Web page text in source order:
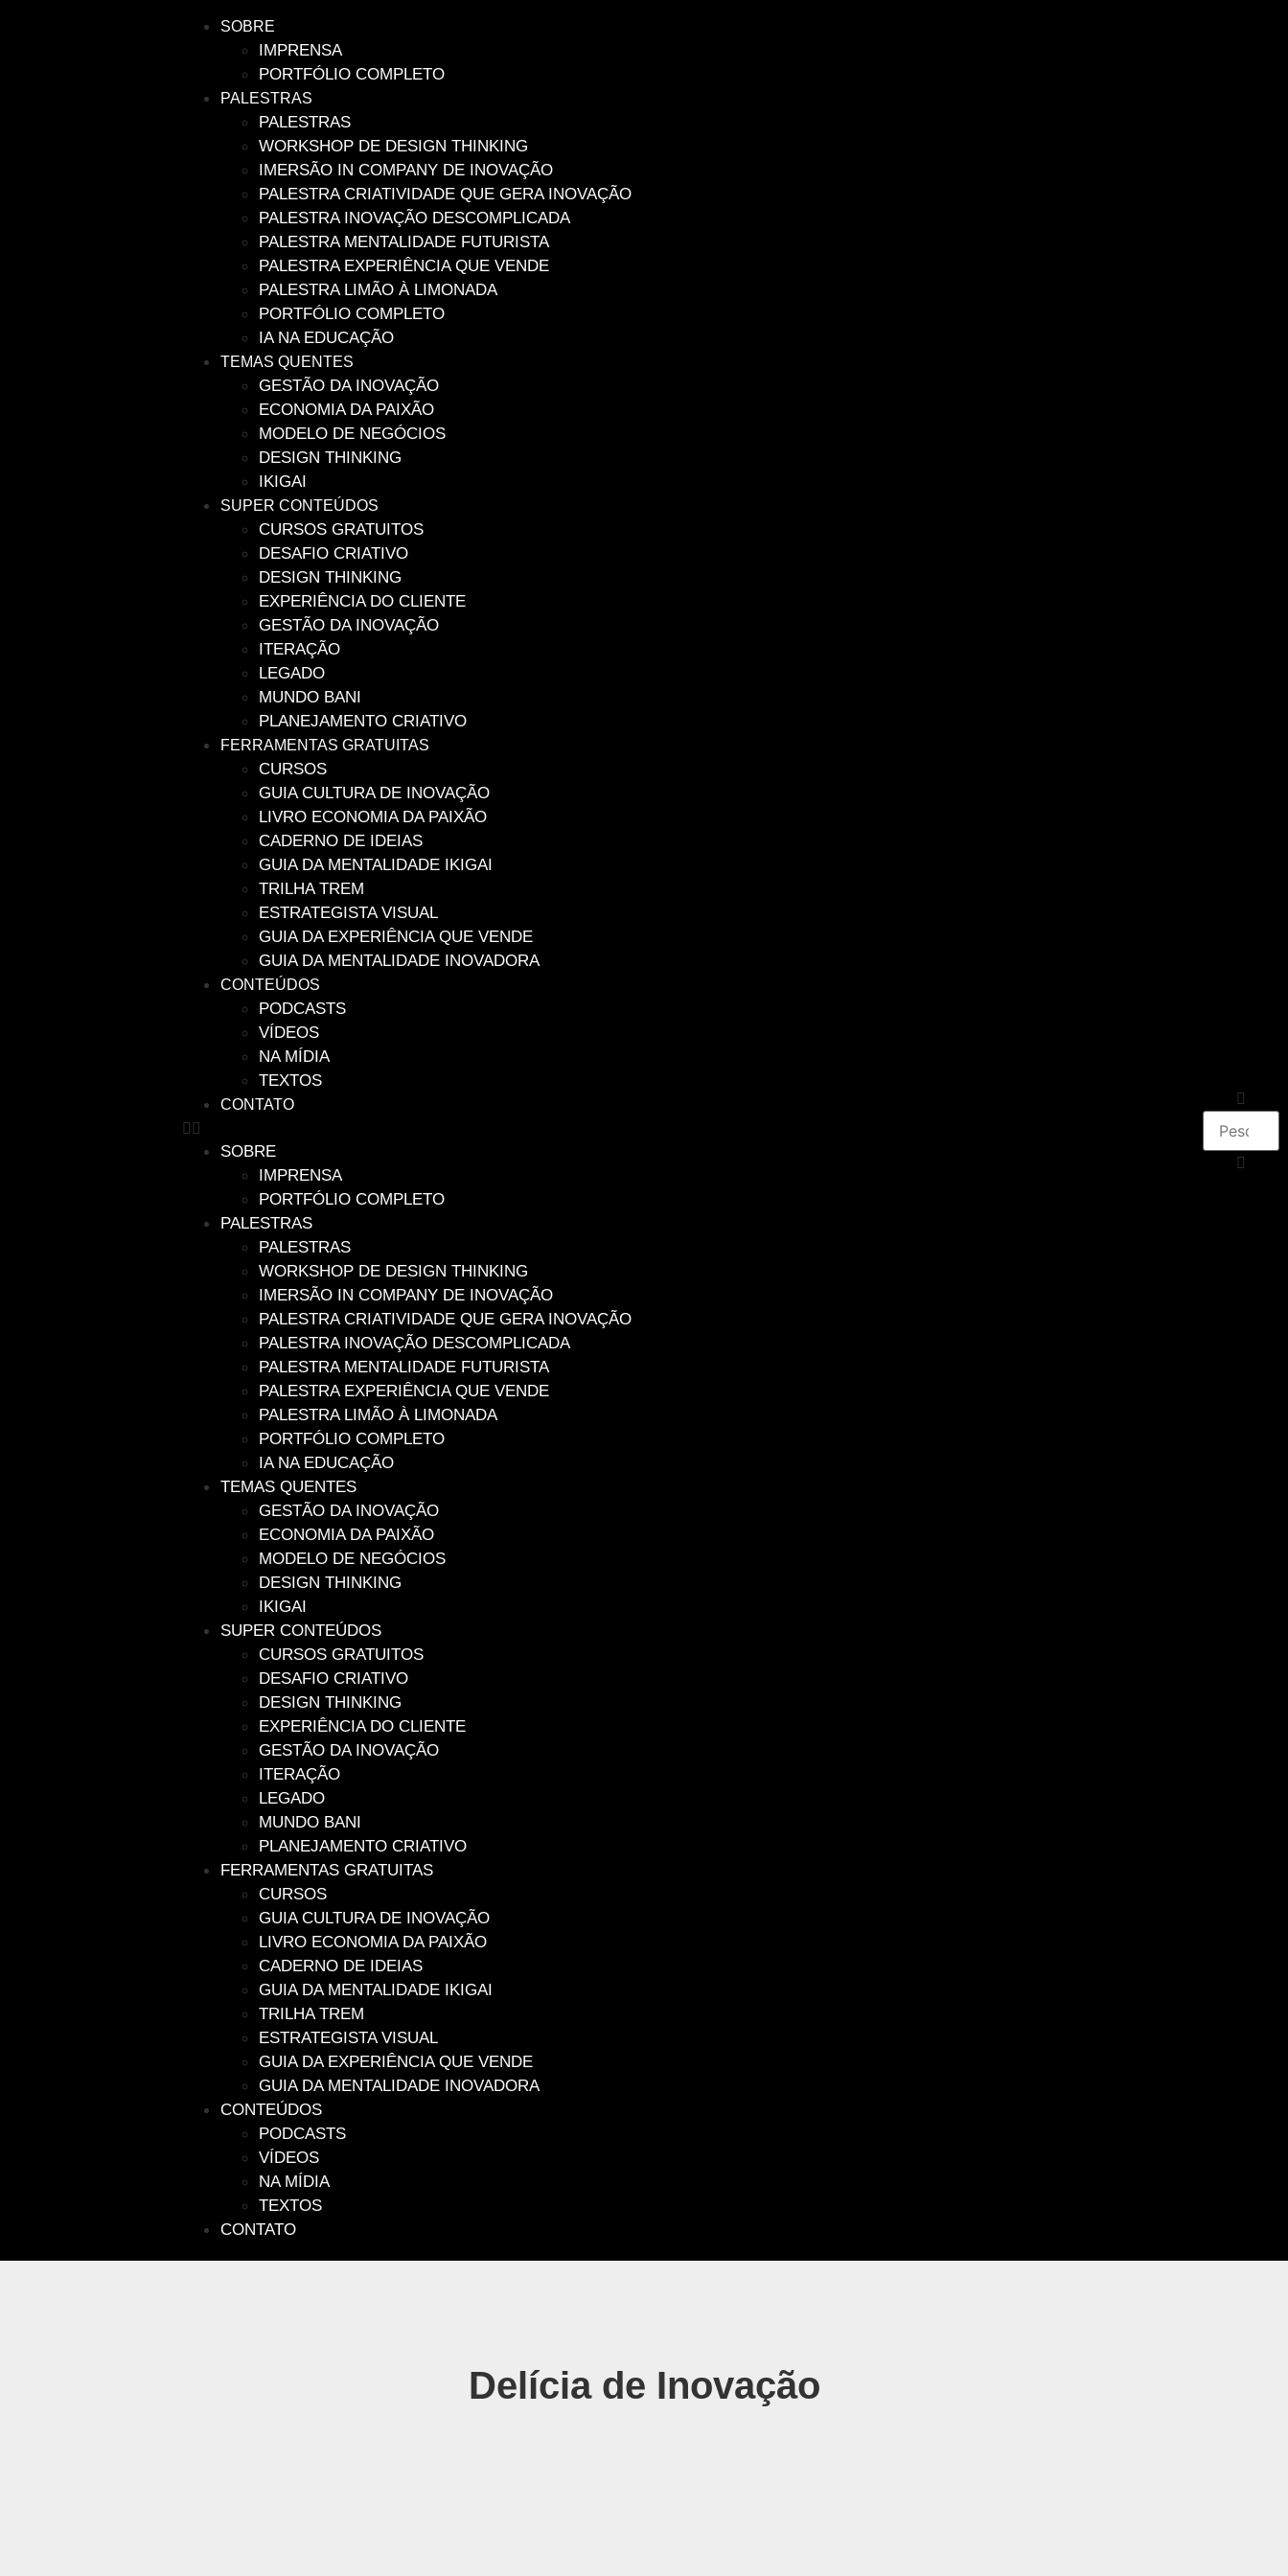
SOBRE
IMPRENSA
PORTFÓLIO COMPLETO
PALESTRAS
PALESTRAS
WORKSHOP DE DESIGN THINKING
IMERSÃO IN COMPANY DE INOVAÇÃO
PALESTRA CRIATIVIDADE QUE GERA INOVAÇÃO
PALESTRA INOVAÇÃO DESCOMPLICADA
PALESTRA MENTALIDADE FUTURISTA
PALESTRA EXPERIÊNCIA QUE VENDE
PALESTRA LIMÃO À LIMONADA
PORTFÓLIO COMPLETO
IA NA EDUCAÇÃO
TEMAS QUENTES
GESTÃO DA INOVAÇÃO
ECONOMIA DA PAIXÃO
MODELO DE NEGÓCIOS
DESIGN THINKING
IKIGAI
SUPER CONTEÚDOS
CURSOS GRATUITOS
DESAFIO CRIATIVO
DESIGN THINKING
EXPERIÊNCIA DO CLIENTE
GESTÃO DA INOVAÇÃO
ITERAÇÃO
LEGADO
MUNDO BANI
PLANEJAMENTO CRIATIVO
FERRAMENTAS GRATUITAS
CURSOS
GUIA CULTURA DE INOVAÇÃO
LIVRO ECONOMIA DA PAIXÃO
CADERNO DE IDEIAS
GUIA DA MENTALIDADE IKIGAI
TRILHA TREM
ESTRATEGISTA VISUAL
GUIA DA EXPERIÊNCIA QUE VENDE
GUIA DA MENTALIDADE INOVADORA
CONTEÚDOS
PODCASTS
VÍDEOS
NA MÍDIA
TEXTOS
CONTATO
SOBRE
IMPRENSA
PORTFÓLIO COMPLETO
PALESTRAS
PALESTRAS
WORKSHOP DE DESIGN THINKING
IMERSÃO IN COMPANY DE INOVAÇÃO
PALESTRA CRIATIVIDADE QUE GERA INOVAÇÃO
PALESTRA INOVAÇÃO DESCOMPLICADA
PALESTRA MENTALIDADE FUTURISTA
PALESTRA EXPERIÊNCIA QUE VENDE
PALESTRA LIMÃO À LIMONADA
PORTFÓLIO COMPLETO
IA NA EDUCAÇÃO
TEMAS QUENTES
GESTÃO DA INOVAÇÃO
ECONOMIA DA PAIXÃO
MODELO DE NEGÓCIOS
DESIGN THINKING
IKIGAI
SUPER CONTEÚDOS
CURSOS GRATUITOS
DESAFIO CRIATIVO
DESIGN THINKING
EXPERIÊNCIA DO CLIENTE
GESTÃO DA INOVAÇÃO
ITERAÇÃO
LEGADO
MUNDO BANI
PLANEJAMENTO CRIATIVO
FERRAMENTAS GRATUITAS
CURSOS
GUIA CULTURA DE INOVAÇÃO
LIVRO ECONOMIA DA PAIXÃO
CADERNO DE IDEIAS
GUIA DA MENTALIDADE IKIGAI
TRILHA TREM
ESTRATEGISTA VISUAL
GUIA DA EXPERIÊNCIA QUE VENDE
GUIA DA MENTALIDADE INOVADORA
CONTEÚDOS
PODCASTS
VÍDEOS
NA MÍDIA
TEXTOS
CONTATO
Delícia de Inovação